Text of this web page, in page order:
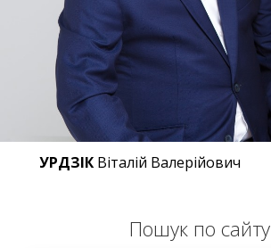
УРДЗІК Віталій Валерійович
Пошук по сайту